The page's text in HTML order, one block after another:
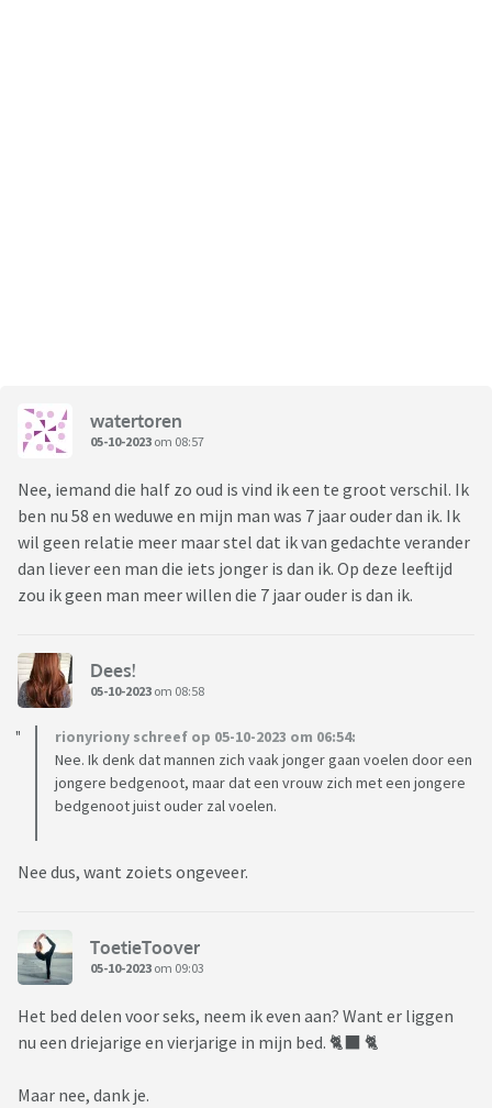
watertoren
05-10-2023 om 08:57
Nee, iemand die half zo oud is vind ik een te groot verschil. Ik
ben nu 58 en weduwe en mijn man was 7 jaar ouder dan ik. Ik
wil geen relatie meer maar stel dat ik van gedachte verander
dan liever een man die iets jonger is dan ik. Op deze leeftijd
zou ik geen man meer willen die 7 jaar ouder is dan ik.
Dees!
05-10-2023 om 08:58
rionyriony schreef op 05-10-2023 om 06:54:
Nee. Ik denk dat mannen zich vaak jonger gaan voelen door een
jongere bedgenoot, maar dat een vrouw zich met een jongere
bedgenoot juist ouder zal voelen.
Nee dus, want zoiets ongeveer.
ToetieToover
05-10-2023 om 09:03
Het bed delen voor seks, neem ik even aan? Want er liggen
nu een driejarige en vierjarige in mijn bed. 🐈‍⬛ 🐈
Maar nee, dank je.